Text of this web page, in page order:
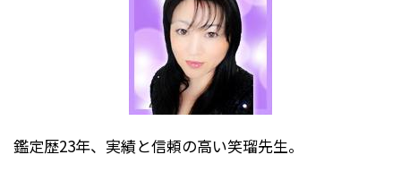
鑑定歴23年、実績と信頼の高い笑瑠先生。